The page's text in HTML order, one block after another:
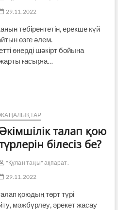
29.11.2022
тебірентетін, ерекше күй
өзге әлем.
өнерді шәкірт бойына
ғасырға…
Әкімшілік талап қою
білесіз бе?
"Құлан таңы" ақпарат.
29.11.2022
қоюдың төрт түрі
мәжбүрлеу, әрекет жасау